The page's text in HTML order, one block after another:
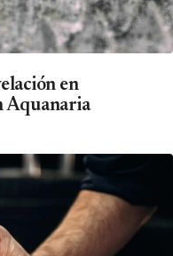
en
Aquanaria